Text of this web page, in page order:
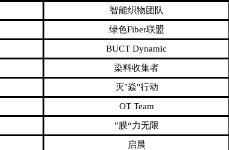
智能织物团队
绿色Fiber联盟
BUCT Dynamic
染料收集者
灭"焱"行动
OT Team
”膜“力无限
启晨